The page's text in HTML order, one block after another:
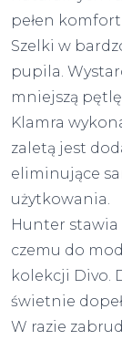
pełen
Szelki w
pupila.
mniejszą
Klamra
zaletą jest
eliminujące
użytkowania.
Hunter
czemu do
kolekcji Divo.
świetnie
W razie